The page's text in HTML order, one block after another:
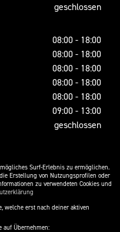
geschlossen
08:00 - 18:00
08:00 - 18:00
08:00 - 18:00
08:00 - 18:00
08:00 - 18:00
09:00 - 13:00
geschlossen
Surf-Erlebnis zu ermöglichen.
Erstellung von Nutzungsprofilen oder
zu verwendeten Cookies und
welche erst nach deiner aktiven
auf Übernehmen: